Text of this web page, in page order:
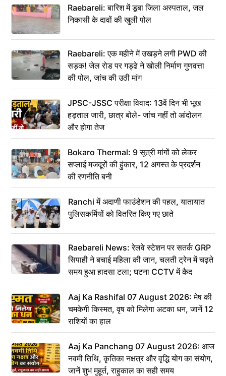
Raebareli: बारिश में डूबा जिला अस्पताल, जल
निकासी के दावों की खुली पोल
Raebareli: एक महीने में उखड़ने लगी PWD की
सड़क! जेल रोड पर गड्ढे ने खोली निर्माण गुणवत्ता
की पोल, जांच की उठी मांग
JPSC-JSSC परीक्षा विवाद: 13वें दिन भी भूख
हड़ताल जारी, छात्र बोले- जांच नहीं तो आंदोलन
और होगा तेज
Bokaro Thermal: 9 सूत्री मांगों को लेकर
सप्लाई मजदूरों की हुंकार, 12 अगस्त के प्रदर्शन
की रणनीति बनी
Ranchi में अदाणी फाउंडेशन की पहल, यातायात
पुलिसकर्मियों को वितरित किए गए छाते
Raebareli News: रेलवे स्टेशन पर सतर्क GRP
सिपाही ने बचाई महिला की जान, चलती ट्रेन में चढ़ते
समय हुआ हादसा टला; घटना CCTV में कैद
Aaj Ka Rashifal 07 August 2026: मेष की
चमकेगी किस्मत, वृष को मिलेगा अटका धन, जानें 12
राशियों का हाल
Aaj Ka Panchang 07 August 2026: आज
नवमी तिथि, कृतिका नक्षत्र और वृद्धि योग का संयोग,
जानें शुभ मुहूर्त, राहुकाल का सही समय